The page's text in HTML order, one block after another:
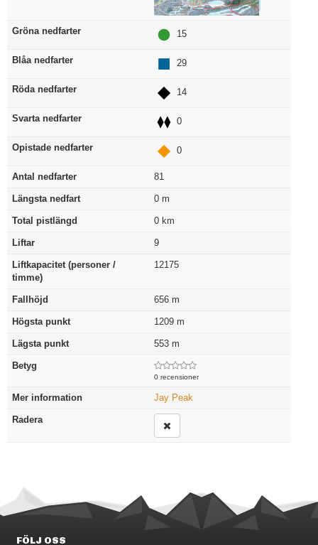
Gröna nedfarter 15
Blåa nedfarter 29
Röda nedfarter 14
Svarta nedfarter 0
Opistade nedfarter 0
Antal nedfarter 81
Längsta nedfart 0 m
Total pistlängd 0 km
Liftar 9
Liftkapacitet (personer /
timme)
12175
Fallhöjd 656 m
Högsta punkt 1209 m
Lägsta punkt 553 m
Betyg
0 recensioner
Mer information Jay Peak
Radera
FÖLJ OSS